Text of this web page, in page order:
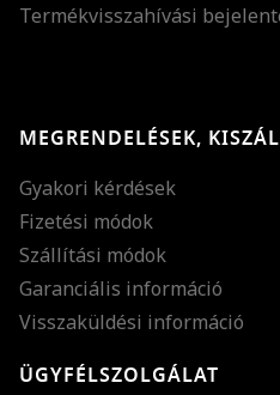
Termékvisszahívási
MEGRENDELÉSEK,
Gyakori kérdések
Fizetési módok
Szállítási módok
Garanciális információ
Visszaküldési információ
ÜGYFÉLSZOLGÁLAT